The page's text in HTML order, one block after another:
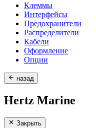
Клеммы
Интерфейсы
Предохранители
Распределители
Кабели
Оформление
Опции
назад
Hertz Marine
Закрыть